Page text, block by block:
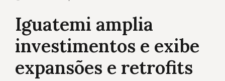
Iguatemi amplia
investimentos e exibe
expansões e retrofits